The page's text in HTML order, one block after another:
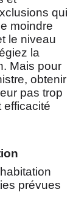
qui
moindre
le niveau
la
Mais pour
obtenir
pas trop
efficacité
prévues